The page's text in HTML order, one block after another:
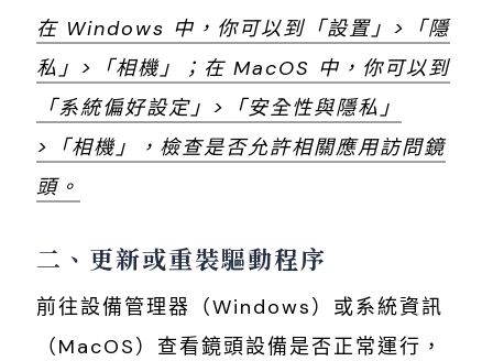
在 Windows 中，你可以到「設置」>「隱
私」>「相機」；在 MacOS 中，你可以到
「系統偏好設定」>「安全性與隱私」
>「相機」，檢查是否允許相關應用訪問鏡
頭。
二、更新或重裝驅動程序
前往設備管理器（Windows）或系統資訊
（MacOS）查看鏡頭設備是否正常運行，